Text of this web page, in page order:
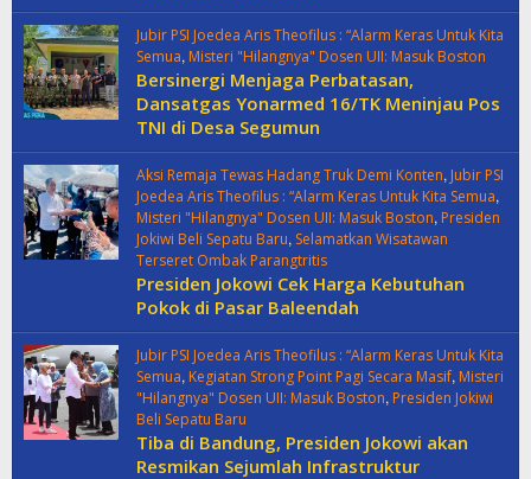
Jubir PSI Joedea Aris Theofilus : “Alarm Keras Untuk Kita
Semua, Misteri "Hilangnya" Dosen UII: Masuk Boston
Bersinergi Menjaga Perbatasan,
Dansatgas Yonarmed 16/TK Meninjau Pos
TNI di Desa Segumun
Aksi Remaja Tewas Hadang Truk Demi Konten, Jubir PSI
Joedea Aris Theofilus : “Alarm Keras Untuk Kita Semua,
Misteri "Hilangnya" Dosen UII: Masuk Boston, Presiden
Jokiwi Beli Sepatu Baru, Selamatkan Wisatawan
Terseret Ombak Parangtritis
Presiden Jokowi Cek Harga Kebutuhan
Pokok di Pasar Baleendah
Jubir PSI Joedea Aris Theofilus : “Alarm Keras Untuk Kita
Semua, Kegiatan Strong Point Pagi Secara Masif, Misteri
"Hilangnya" Dosen UII: Masuk Boston, Presiden Jokiwi
Beli Sepatu Baru
Tiba di Bandung, Presiden Jokowi akan
Resmikan Sejumlah Infrastruktur